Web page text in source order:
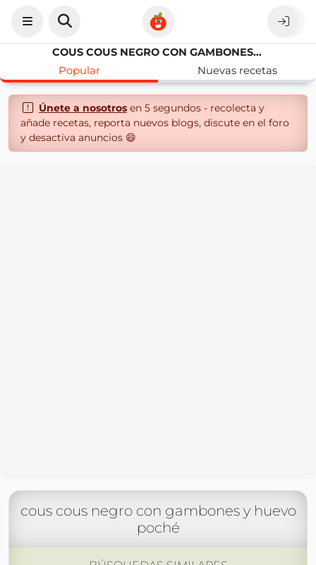
COUS COUS NEGRO CON GAMBONES Y HUEVO POCHÉ
Popular
Nuevas recetas
Únete a nosotrosen 5 segundos - recolecta y
añade recetas, reporta nuevos blogs, discute en el foro
y desactiva anuncios 😄
cous cous negro con gambones y huevo
poché